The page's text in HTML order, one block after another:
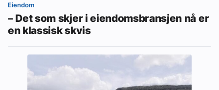
Eiendom
– Det som skjer i eiendomsbransjen nå er
en klassisk skvis